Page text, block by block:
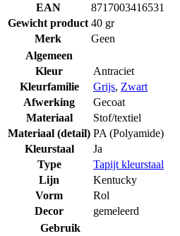
EAN
8717003416531
Gewicht product 40 gr
Merk
Geen
Algemeen
Kleur
Antraciet
Kleurfamilie
Grijs, Zwart
Afwerking
Gecoat
Materiaal
Stof/textiel
Materiaal (detail) PA (Polyamide)
Kleurstaal
Ja
Type
Tapijt kleurstaal
Lijn
Kentucky
Vorm
Rol
Decor
gemeleerd
Gebruik